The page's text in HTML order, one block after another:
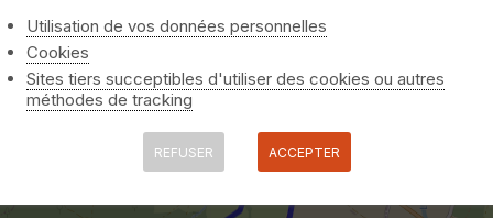
Utilisation de vos données personnelles
Cookies
Sites tiers succeptibles d'utiliser des cookies ou autres
méthodes de tracking
REFUSER ACCEPTER